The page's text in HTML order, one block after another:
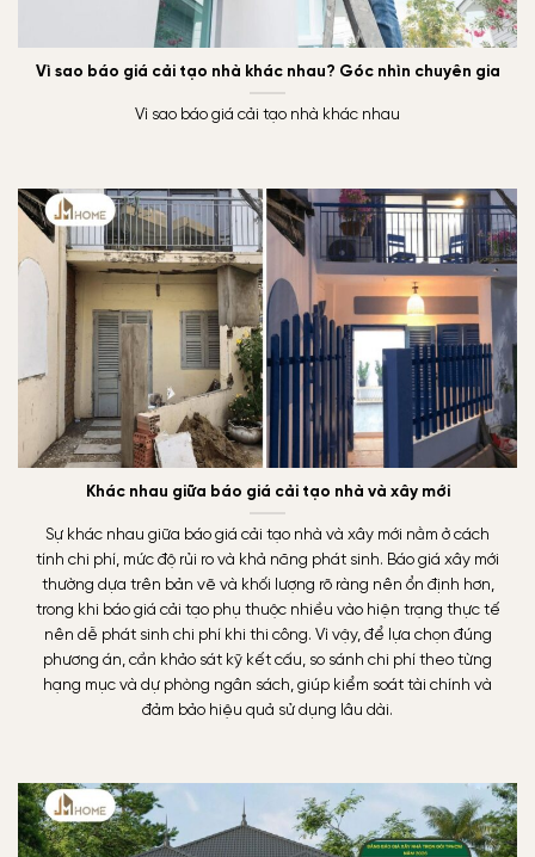
Vì sao báo giá cải tạo nhà khác nhau? Góc nhìn chuyên gia
Vì sao báo giá cải tạo nhà khác nhau
Khác nhau giữa báo giá cải tạo nhà và xây mới
Sự khác nhau giữa báo giá cải tạo nhà và xây mới nằm ở cách
tính chi phí, mức độ rủi ro và khả năng phát sinh. Báo giá xây mới
thường dựa trên bản vẽ và khối lượng rõ ràng nên ổn định hơn,
trong khi báo giá cải tạo phụ thuộc nhiều vào hiện trạng thực tế
nên dễ phát sinh chi phí khi thi công. Vì vậy, để lựa chọn đúng
phương án, cần khảo sát kỹ kết cấu, so sánh chi phí theo từng
hạng mục và dự phòng ngân sách, giúp kiểm soát tài chính và
đảm bảo hiệu quả sử dụng lâu dài.